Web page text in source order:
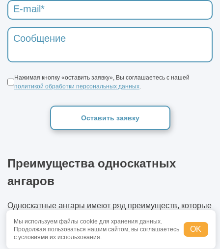
Нажимая кнопку «оставить заявку», Вы соглашаетесь с нашей
политикой обработки персональных данных.
Оставить заявку
Преимущества односкатных
ангаров
Односкатные ангары имеют ряд преимуществ, которые
выгодно выделяют их среди других типов ангаров.
Одним из ключевых факторов является их низкая
стоимость. Простота конструкции сокращает затраты на
Мы используем файлы cookie для хранения данных.
Продолжая пользоваться нашим сайтом, вы соглашаетесь
с условиями их использования.
OK